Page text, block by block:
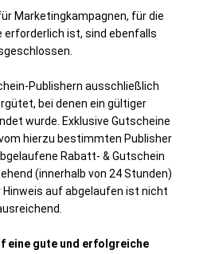
Marketingkampagnen, für die
erforderlich ist, sind ebenfalls
Publishern ausschließlich
bei denen ein gültiger
wurde. Exklusive Gutscheine
hierzu bestimmten Publisher
Rabatt- & Gutschein
(innerhalb von 24 Stunden)
auf abgelaufen ist nicht
eine gute und erfolgreiche